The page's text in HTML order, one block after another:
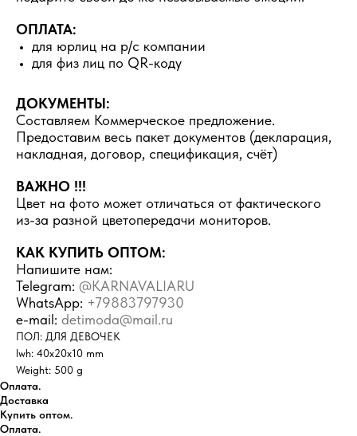
ОПЛАТА:
для юрлиц на р/с компании
для физ лиц по QR-коду
ДОКУМЕНТЫ:
Составляем Коммерческое предложение.
Предоставим весь пакет документов (декларация,
накладная, договор, спецификация, счёт)
ВАЖНО !!!
Цвет на фото может отличаться от фактического
из-за разной цветопередачи мониторов.
КАК КУПИТЬ ОПТОМ:
Напишите нам:
Telegram: @KARNAVALIARU
WhatsApp: +79883797930
e-mail: detimoda@mail.ru
ПОЛ: ДЛЯ ДЕВОЧЕК
lwh: 40x20x10 mm
Weight: 500 g
Оплата.
Доставка
Купить оптом.
Оплата.